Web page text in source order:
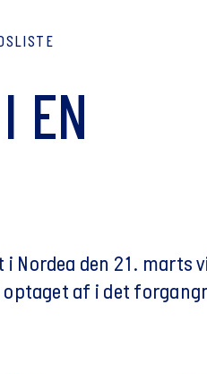
EN
Nordea den 21. marts
af i det